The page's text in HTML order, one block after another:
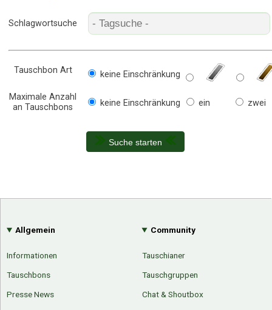
Schlagwortsuche
Tauschbon Art keine Einschränkung
Maximale Anzahl
an Tauschbons
keine Einschränkung ein zwei
Suche starten
Allgemein
Informationen
Tauschbons
Presse News
Community
Tauschianer
Tauschgruppen
Chat & Shoutbox